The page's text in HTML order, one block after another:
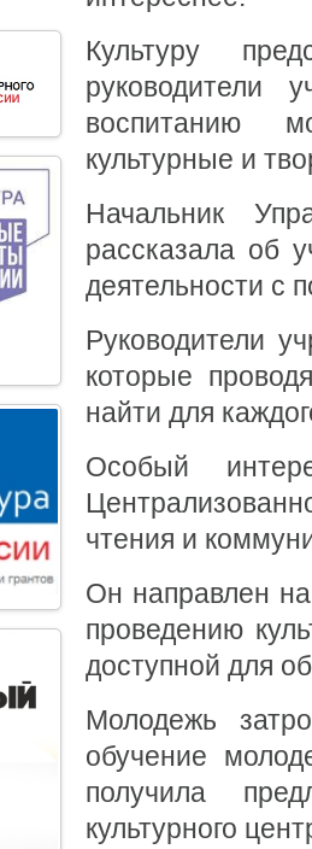
Культуру
руководители
воспитанию
культурные и
Начальник
рассказала об
деятельности с
Руководители
которые
найти для
Особый
чтения и
Он направлен
проведению
доступной для
Молодежь
обучение
получила
культурного